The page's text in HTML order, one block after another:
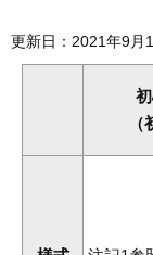
更新日：2021年9月